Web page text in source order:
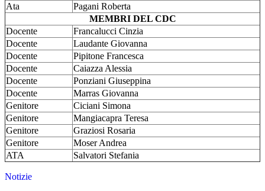
Ata
Pagani Roberta
MEMBRI DEL CDC
Docente
Francalucci Cinzia
Docente
Laudante Giovanna
Docente
Pipitone Francesca
Docente
Caiazza Alessia
Docente
Ponziani Giuseppina
Docente
Marras Giovanna
Genitore
Ciciani Simona
Genitore
Mangiacapra Teresa
Genitore
Graziosi Rosaria
Genitore
Moser Andrea
ATA
Salvatori Stefania
Notizie